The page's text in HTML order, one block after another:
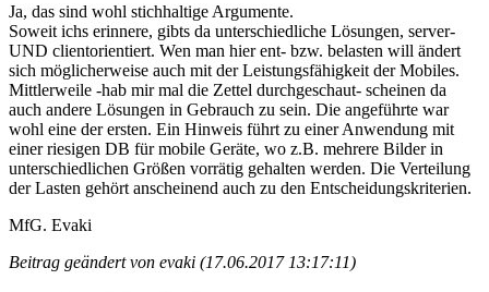
Ja, das sind wohl stichhaltige Argumente.
Soweit ichs erinnere, gibts da unterschiedliche Lösungen, server-
UND clientorientiert. Wen man hier ent- bzw. belasten will ändert
sich möglicherweise auch mit der Leistungsfähigkeit der Mobiles.
Mittlerweile -hab mir mal die Zettel durchgeschaut- scheinen da
auch andere Lösungen in Gebrauch zu sein. Die angeführte war
wohl eine der ersten. Ein Hinweis führt zu einer Anwendung mit
einer riesigen DB für mobile Geräte, wo z.B. mehrere Bilder in
unterschiedlichen Größen vorrätig gehalten werden. Die Verteilung
der Lasten gehört anscheinend auch zu den Entscheidungskriterien.
MfG. Evaki
Beitrag geändert von evaki (17.06.2017 13:17:11)